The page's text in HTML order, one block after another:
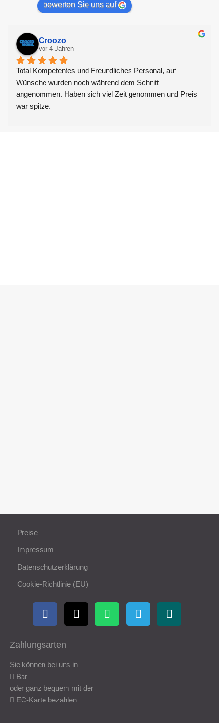
bewerten Sie uns auf
Croozo
vor 4 Jahren
Total Kompetentes und Freundliches Personal, auf
Wünsche wurden noch während dem Schnitt
angenommen. Haben sich viel Zeit genommen und Preis
war spitze.
Preise
Impressum
Datenschutzerklärung
Cookie-Richtlinie (EU)
Zahlungsarten
Sie können bei uns in
Bar
oder ganz bequem mit der
EC-Karte bezahlen